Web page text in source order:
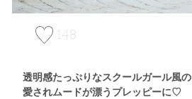
148
透明感たっぷりなスクールガール風の
愛されムードが漂うプレッピーに♡